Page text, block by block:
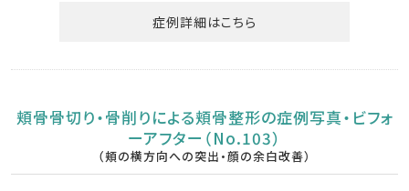
症例詳細はこちら
頬骨骨切り・骨削りによる頬骨整形の症例写真・ビフォ
ーアフター（No.103）
（頬の横方向への突出・顔の余白改善）